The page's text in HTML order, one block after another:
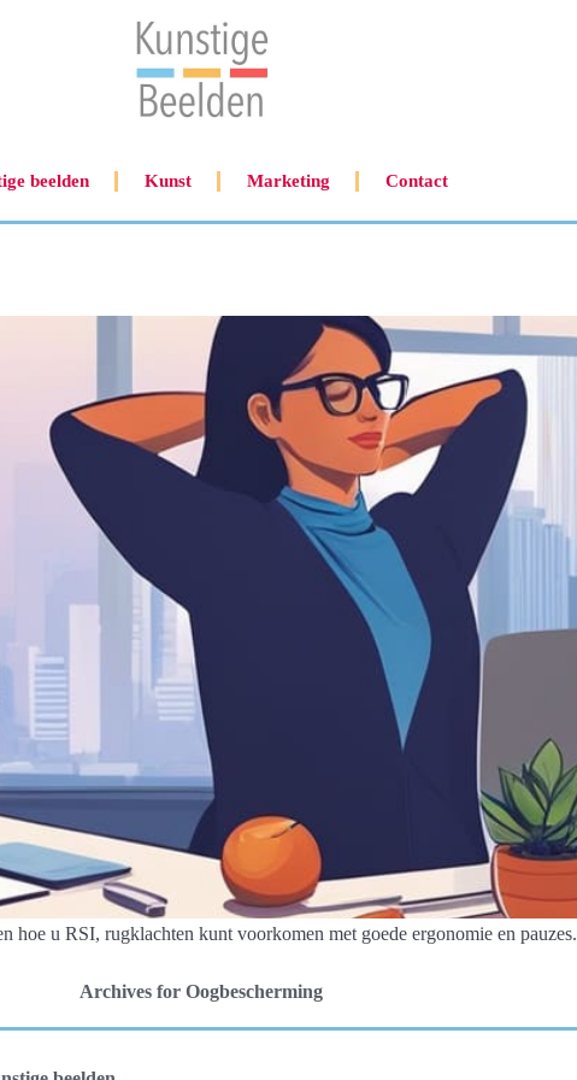
beelden Kunst Marketing Contact
hoe u RSI, rugklachten kunt voorkomen met goede ergonomie en pauzes.
Archives for Oogbescherming